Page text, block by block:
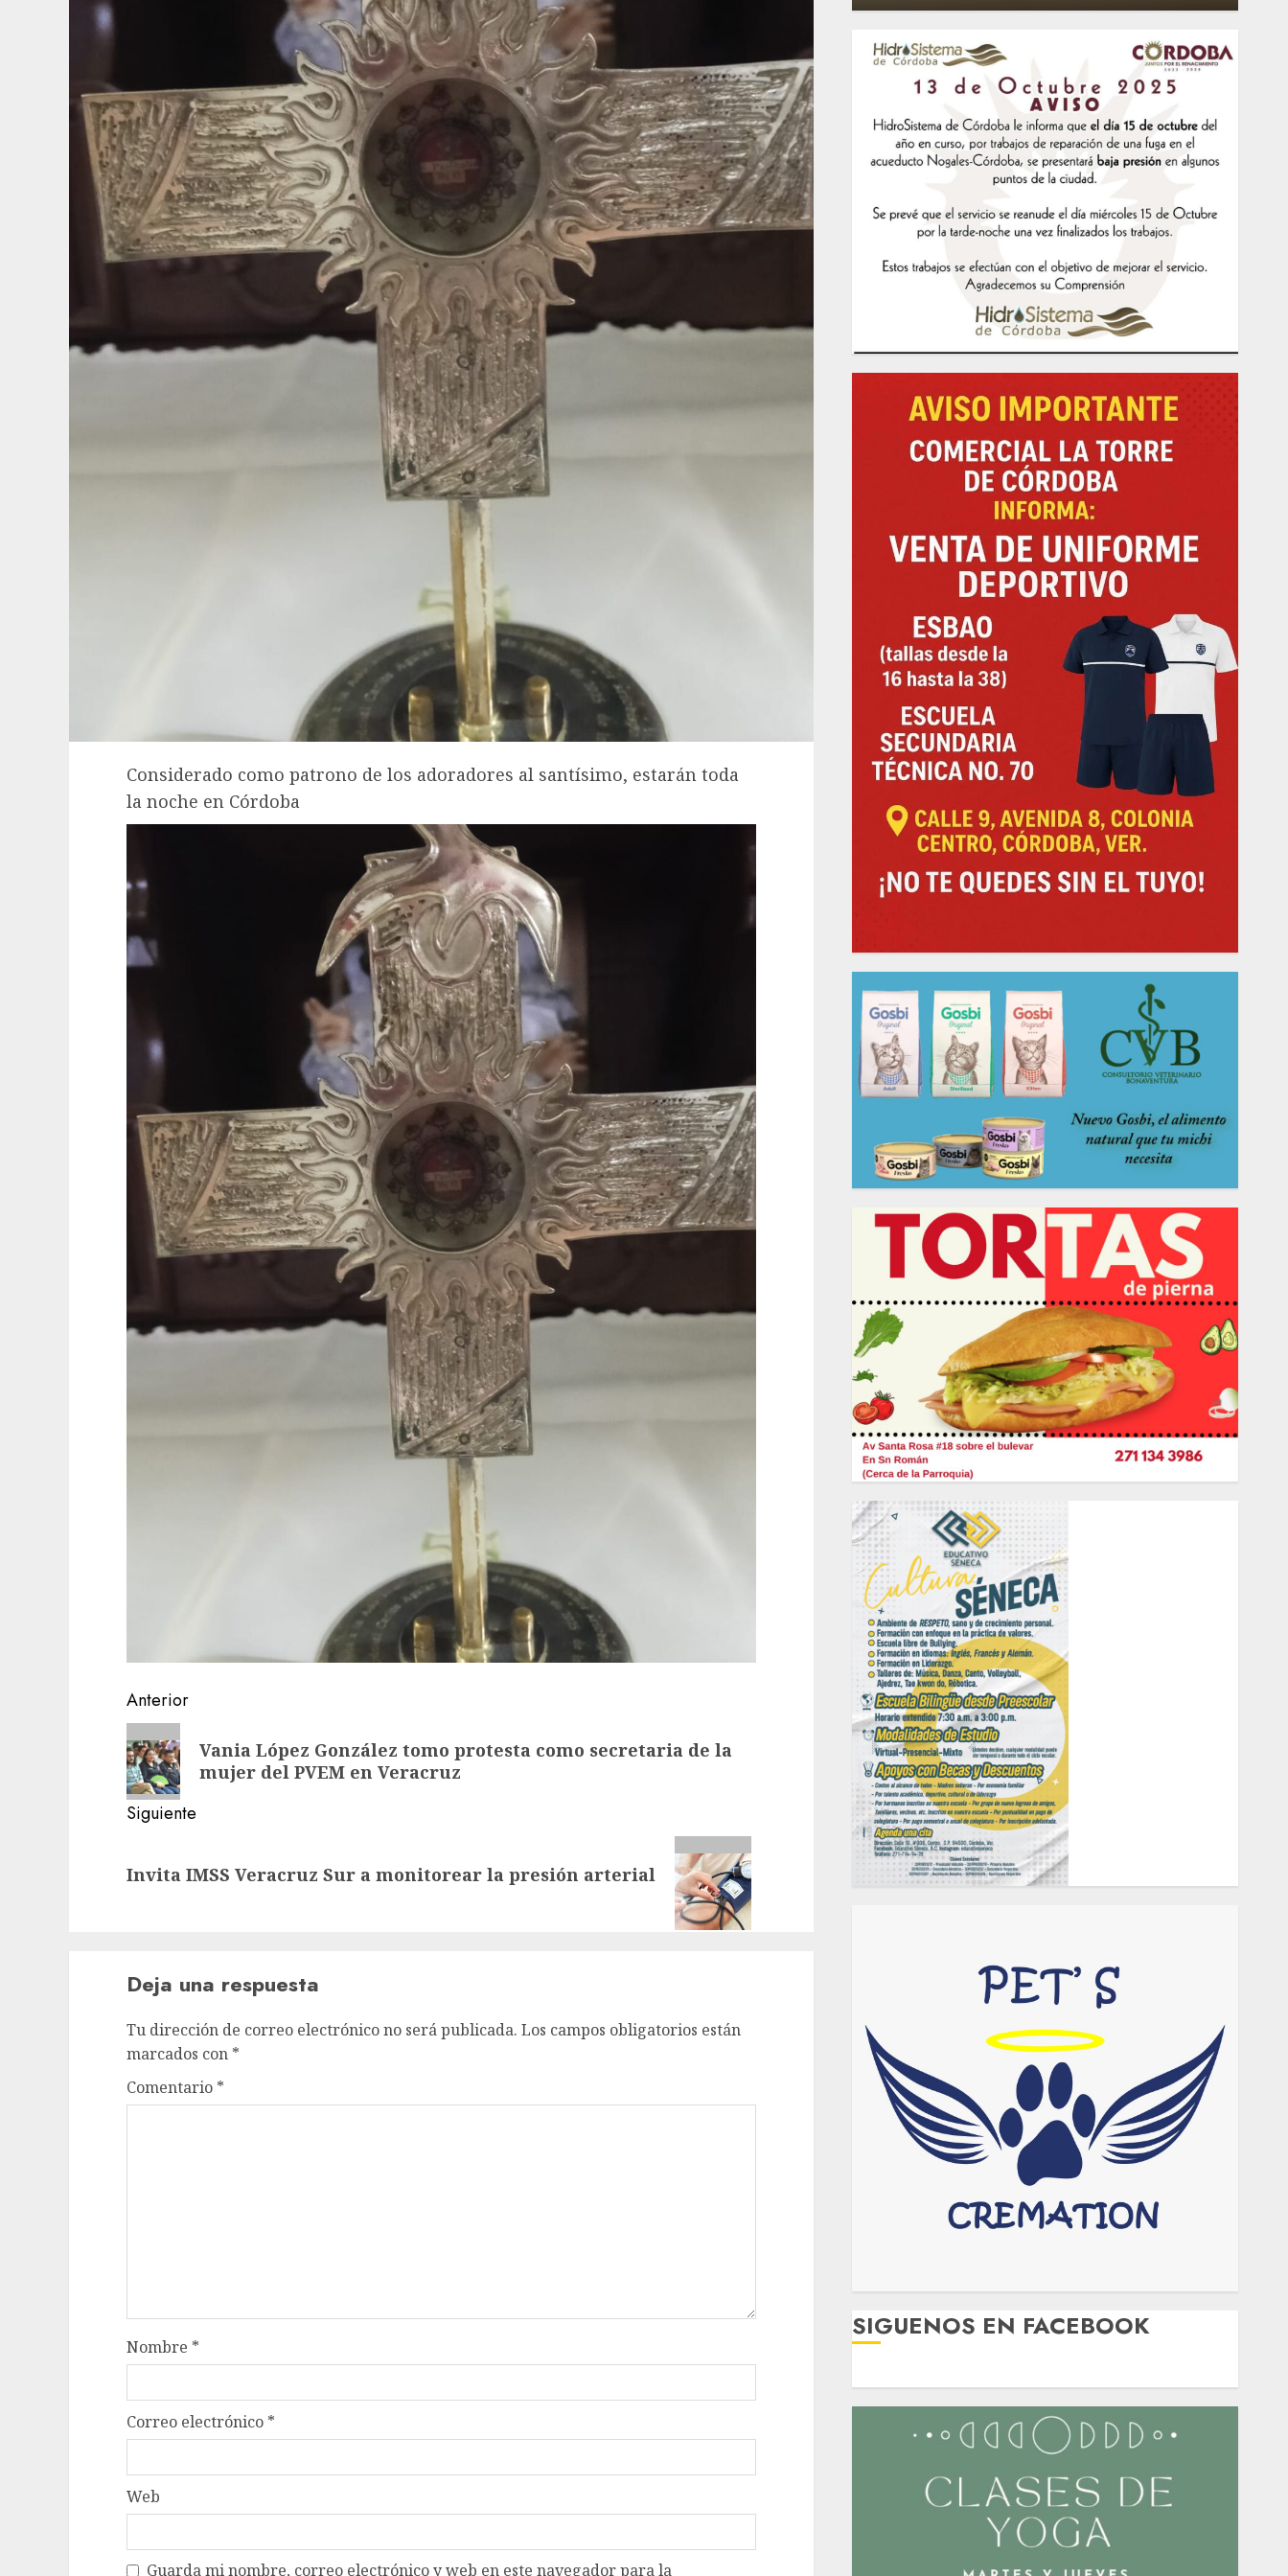
Considerado como patrono de los adoradores al santísimo, estarán toda
la noche en Córdoba
Navegación
de
entradas
Anterior
Entrada
anterior:
Vania López González tomo protesta como secretaria de la
mujer del PVEM en Veracruz
Siguiente
entrada:
Invita IMSS Veracruz Sur a monitorear la presión arterial
Deja una respuesta
Tu dirección de correo electrónico no será publicada. Los campos obligatorios están
marcados con *
Comentario *
Nombre *
Correo electrónico *
Web
Guarda mi nombre, correo electrónico y web en este navegador para la
SIGUENOS EN FACEBOOK